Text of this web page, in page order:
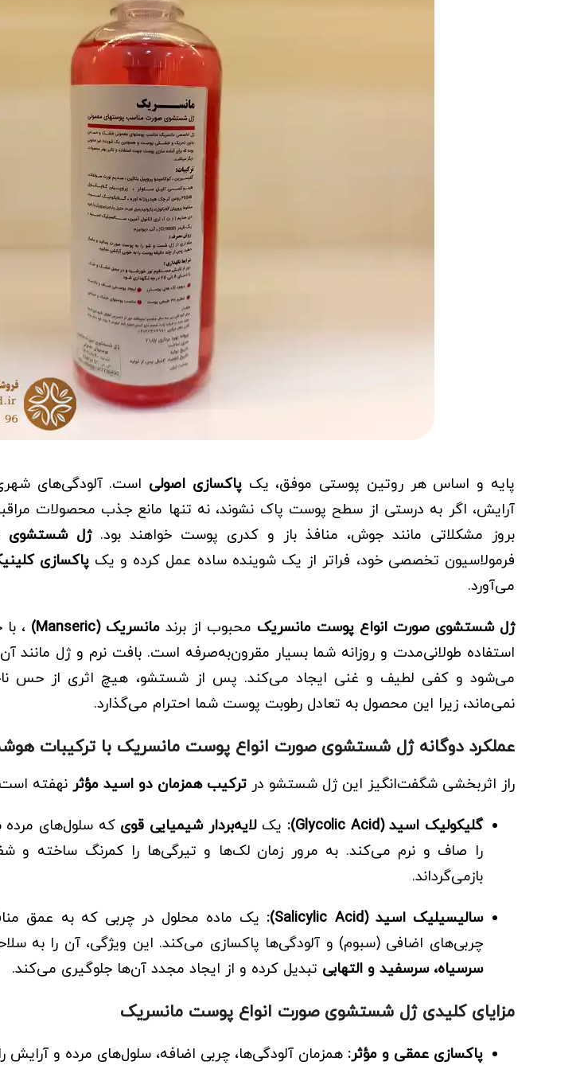
پایه و اساس هر روتین پوستی موفق، یکپاکسازی اصولی است. آلودگی‌های
آرایش، اگر به درستی از سطح پوست پاک نشوند، نه تنها مانع جذب محصولات
بروز مشکلاتی مانند جوش، منافذ باز و کدری پوست خواهند بود.ژل شستشوی
فرمولاسیون تخصصی خود، فراتر از یک شوینده ساده عمل کرده و یکپاکسازی
می‌آورد.
ژل شستشوی صورت انواع پوست مانسریک محبوب از برند مانسریک (Manseric) ،
استفاده طولانی‌مدت و روزانه شما بسیار مقرون‌به‌صرفه است. بافت نرم و ژل مانند
می‌شود و کفی لطیف و غنی ایجاد می‌کند. پس از شستشو، هیچ اثری از حس
نمی‌ماند، زیرا این محصول به تعادل رطوبت پوست شما احترام می‌گذارد.
عملکرد دوگانهژل شستشوی صورت انواع پوست مانسریکبا ترکیبات
راز اثربخشی شگفت‌انگیز این ژل شستشو درترکیب همزمان دو اسید مؤثر نهفته
گلیکولیک اسید (Glycolic Acid): یکلایه‌بردار شیمیایی قوی که سلول‌های
را صاف و نرم می‌کند. به مرور زمان لک‌ها و تیرگی‌ها را کمرنگ ساخته و
بازمی‌گرداند.
سالیسیلیک اسید (Salicylic Acid):
یک ماده محلول در چربی که به عمق
چربی‌های اضافی (سبوم) و آلودگی‌ها پاکسازی می‌کند. این ویژگی، آن را به
سرسیاه، سرسفید و التهابی تبدیل کرده و از ایجاد مجدد آن‌ها جلوگیری می‌کند.
مزایای کلیدیژل شستشوی صورت انواع پوست مانسریک
پاکسازی عمقی و مؤثر: همزمان آلودگی‌ها، چربی اضافه، سلول‌های مرده و آرایش